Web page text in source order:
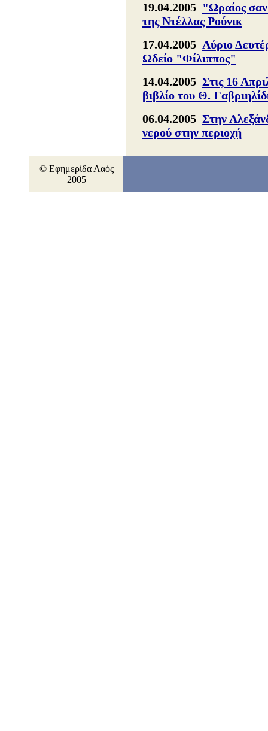
19.04.2005 "Ωραίος
της Ντέλλας Ρούνικ
17.04.2005 Αύριο
Ωδείο "Φίλιππος"
14.04.2005 Στις 16
βιβλίο του Θ.
06.04.2005 Στην
νερού στην περιοχή
© Εφημερίδα Λαός
2005